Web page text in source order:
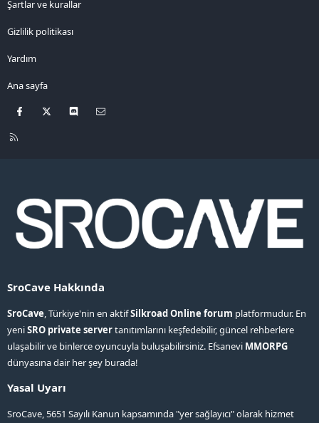
Şartlar ve kurallar
Gizlilik politikası
Yardım
Ana sayfa
Facebook Discord
R
SroCave Hakkında
SroCave, Türkiye'nin en aktifSilkroad Online forum platformudur. En
yeniSRO private servertanıtımlarını keşfedebilir, güncel rehberlere
ulaşabilir ve binlerce oyuncuyla buluşabilirsiniz. Efsanevi MMORPG
dünyasına dair her şey burada!
Yasal Uyarı
SroCave, 5651 Sayılı Kanun kapsamında "yer sağlayıcı" olarak hizmet